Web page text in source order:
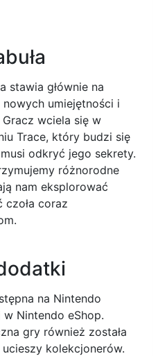
stawia głównie na
umiejętności i
wciela się w
Trace, który budzi się
odkryć jego sekrety.
różnorodne
nam eksplorować
czoła coraz
na Nintendo
Nintendo eShop.
gry również została
kolekcjonerów.